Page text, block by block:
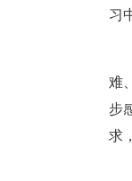
习
难
步
求